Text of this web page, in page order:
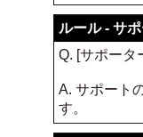
ルール - サポ
Q. [サポータ
A. サポート
す。